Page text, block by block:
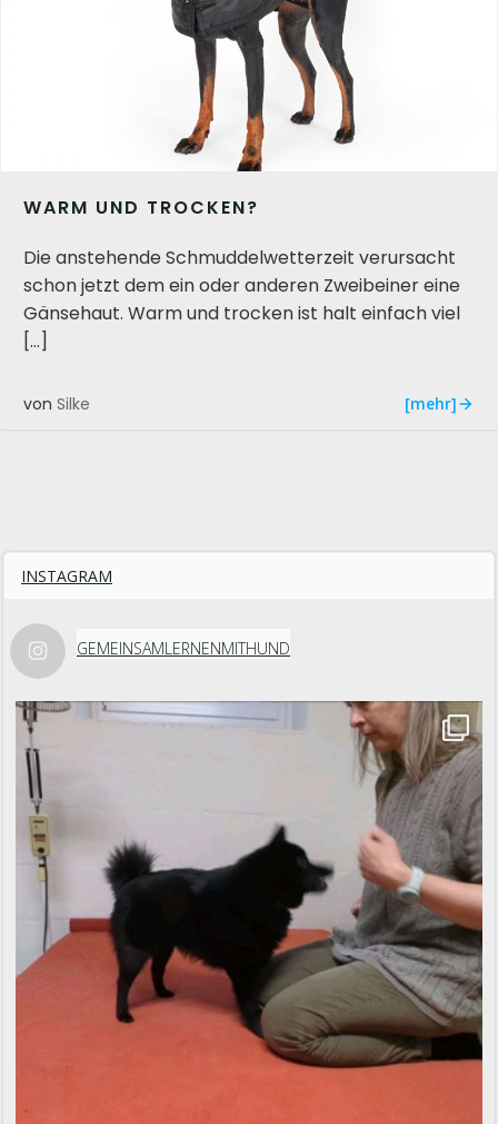
WARM UND TROCKEN?
Die anstehende Schmuddelwetterzeit verursacht
schon jetzt dem ein oder anderen Zweibeiner eine
Gänsehaut. Warm und trocken ist halt einfach viel
[…]
von Silke [mehr]
INSTAGRAM
GEMEINSAMLERNENMITHUND